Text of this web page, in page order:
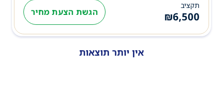
תקציב
₪6,500 הגשת הצעת מחיר
אין יותר תוצאות